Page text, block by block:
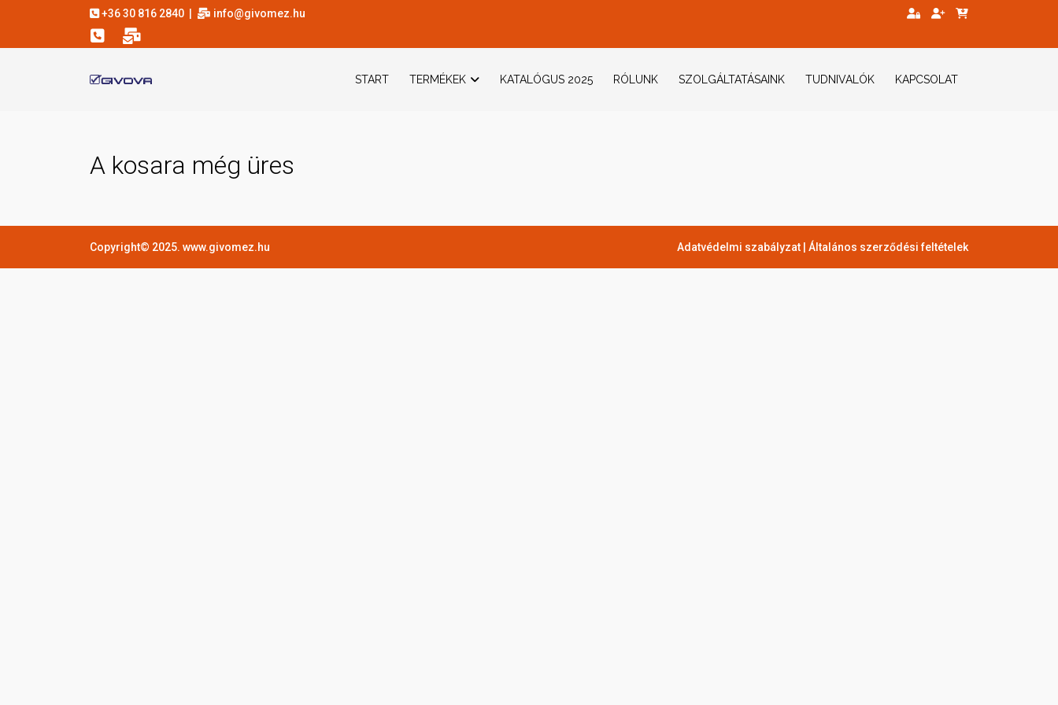
+36 30 816 2840 info@givomez.hu
START TERMÉKEK KATALÓGUS 2025 RÓLUNK SZOLGÁLTATÁSAINK TUDNIVALÓK KAPCSOLAT
A kosara még üres
Copyright© 2025. www.givomez.hu Adatvédelmi szabályzat Általános szerződési feltételek